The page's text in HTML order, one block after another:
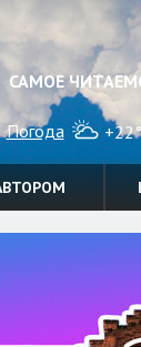
САМОЕ
Погода